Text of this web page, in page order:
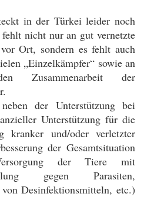
in der Türkei leider noch
nicht nur an gut vernetzte
Ort, sondern es fehlt auch
„Einzelkämpfer“ sowie an
Zusammenarbeit der
der Unterstützung bei
Unterstützung für die
kranker und/oder verletzter
der Gesamtsituation
der Tiere mit
gegen Parasiten,
Desinfektionsmitteln, etc.)